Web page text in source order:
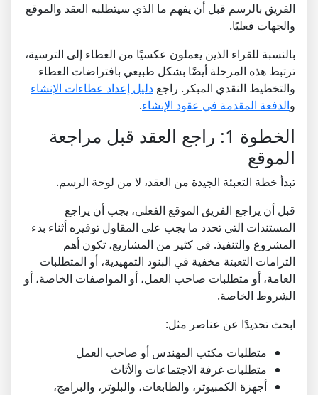
الفريق بالرسم قبل أن يفهم ما الذي سيتطلبه العقد والموقع
والجهات فعليًا.
بالنسبة للقراء الذين يعملون عكسيًا من العطاء إلى الترسية،
ترتبط هذه المرحلة أيضًا بشكل طبيعي بافتراضات العطاء
والتخطيط النقدي المبكر. راجع دليل إعداد عطاءات الإنشاء
والدفعة المقدمة في عقود الإنشاء.
الخطوة 1: راجع العقد قبل مراجعة
الموقع
تبدأ خطة التعبئة الجيدة من العقد، لا من لوحة الرسم.
قبل أن يراجع الفريق الموقع الفعلي، يجب أن يراجع
المستندات التي تحدد ما يجب على المقاول توفيره أثناء بدء
المشروع والتنفيذ. في كثير من المشاريع، تكون أهم
التزامات التعبئة مخفية في البنود التمهيدية، أو المتطلبات
العامة، أو متطلبات صاحب العمل، أو المواصفات الخاصة، أو
الشروط الخاصة.
ابحث تحديدًا عن عناصر مثل:
متطلبات مكتب المهندس أو صاحب العمل
متطلبات غرفة الاجتماعات والأثاث
أجهزة الكمبيوتر، والطابعات، والبلوتر، والبرامج،